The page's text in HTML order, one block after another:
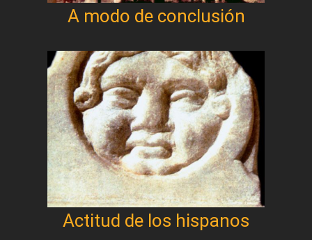
A modo de conclusión
Actitud de los hispanos